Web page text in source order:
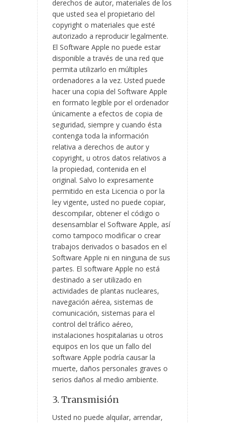
derechos de autor, materiales de los
que usted sea el propietario del
copyright o materiales que esté
autorizado a reproducir legalmente.
El Software Apple no puede estar
disponible a través de una red que
permita utilizarlo en múltiples
ordenadores a la vez. Usted puede
hacer una copia del Software Apple
en formato legible por el ordenador
únicamente a efectos de copia de
seguridad, siempre y cuando ésta
contenga toda la información
relativa a derechos de autor y
copyright, u otros datos relativos a
la propiedad, contenida en el
original. Salvo lo expresamente
permitido en esta Licencia o por la
ley vigente, usted no puede copiar,
descompilar, obtener el código o
desensamblar el Software Apple, así
como tampoco modificar o crear
trabajos derivados o basados en el
Software Apple ni en ninguna de sus
partes. El software Apple no está
destinado a ser utilizado en
actividades de plantas nucleares,
navegación aérea, sistemas de
comunicación, sistemas para el
control del tráfico aéreo,
instalaciones hospitalarias u otros
equipos en los que un fallo del
software Apple podría causar la
muerte, daños personales graves o
serios daños al medio ambiente.
3. Transmisión
Usted no puede alquilar, arrendar,